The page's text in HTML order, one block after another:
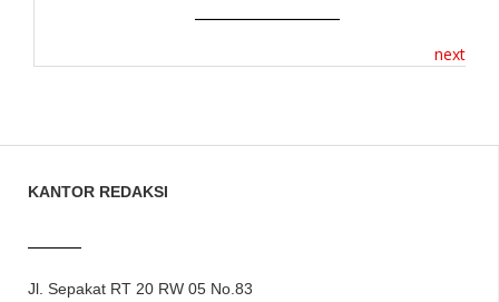
next
KANTOR REDAKSI
Jl. Sepakat RT 20 RW 05 No.83